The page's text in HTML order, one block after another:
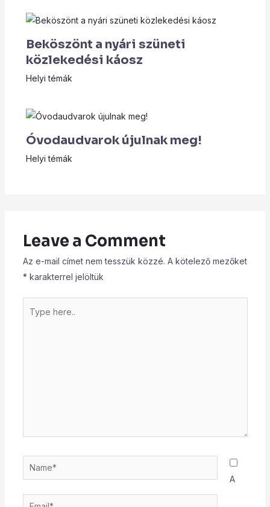
Beköszönt a nyári szüneti
közlekedési káosz
Helyi témák
Óvodaudvarok újulnak meg!
Helyi témák
Leave a Comment
Az e-mail címet nem tesszük közzé. A kötelező mezőket
* karakterrel jelöltük
here..
Name*
Email*
A